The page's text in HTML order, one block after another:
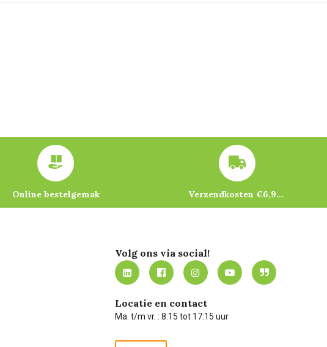
Online bestelgemak Verzendkosten €6,95 – gratis bij je eerste bestelling vanaf €200
Volg ons via social!
Locatie en contact
Ma. t/m vr. : 8:15 tot 17:15 uur